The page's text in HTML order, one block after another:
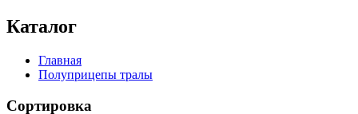
Каталог
Главная
Полуприцепы тралы
Сортировка